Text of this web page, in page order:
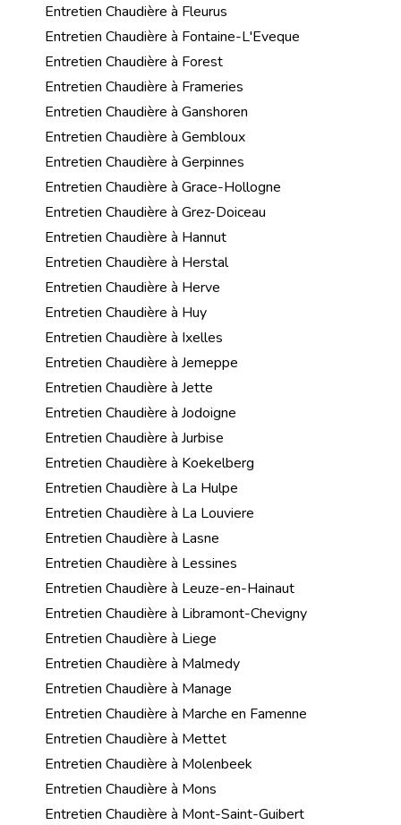
Entretien Chaudière à Fleurus
Entretien Chaudière à Fontaine-L'Eveque
Entretien Chaudière à Forest
Entretien Chaudière à Frameries
Entretien Chaudière à Ganshoren
Entretien Chaudière à Gembloux
Entretien Chaudière à Gerpinnes
Entretien Chaudière à Grace-Hollogne
Entretien Chaudière à Grez-Doiceau
Entretien Chaudière à Hannut
Entretien Chaudière à Herstal
Entretien Chaudière à Herve
Entretien Chaudière à Huy
Entretien Chaudière à Ixelles
Entretien Chaudière à Jemeppe
Entretien Chaudière à Jette
Entretien Chaudière à Jodoigne
Entretien Chaudière à Jurbise
Entretien Chaudière à Koekelberg
Entretien Chaudière à La Hulpe
Entretien Chaudière à La Louviere
Entretien Chaudière à Lasne
Entretien Chaudière à Lessines
Entretien Chaudière à Leuze-en-Hainaut
Entretien Chaudière à Libramont-Chevigny
Entretien Chaudière à Liege
Entretien Chaudière à Malmedy
Entretien Chaudière à Manage
Entretien Chaudière à Marche en Famenne
Entretien Chaudière à Mettet
Entretien Chaudière à Molenbeek
Entretien Chaudière à Mons
Entretien Chaudière à Mont-Saint-Guibert